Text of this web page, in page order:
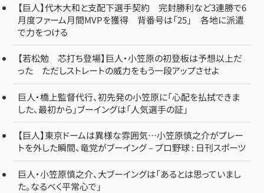
【巨人】代木大和と支配下選手契約 完封勝利など3連勝で6
月度ファーム月間MVPを獲得 背番号は「25」 各地に派遣
で力をつける
【若松勉 芯打ち登場】巨人・小笠原の初登板は予想以上だ
った ただしストレートの威力をもう一段アップさせよ
巨人・橋上監督代行、初先発の小笠原に「心配を払拭できま
した、最初から」ブーイングは「人気選手の証」
【巨人】東京ドームは異様な雰囲気…小笠原慎之介がプレー
トを外した瞬間、竜党がブーイング – プロ野球 : 日刊スポーツ
巨人・小笠原慎之介、大ブーイングは「あるとは思っていまし
た。なるべく平常心で」